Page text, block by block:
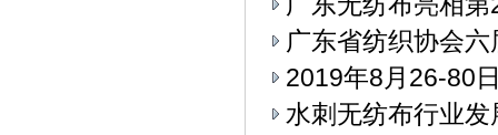
广东省纺织协会
2019年8月26-80
水刺无纺布行业